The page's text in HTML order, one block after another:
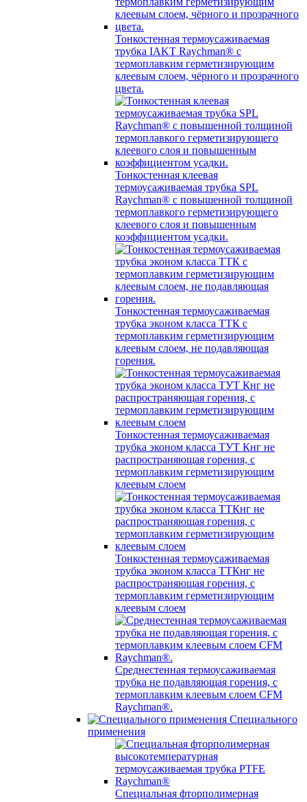
Тонкостенная термоусаживаемая
трубка IAKT Raychman® с
термоплавким герметизирующим
клеевым слоем, чёрного и прозрачного
цвета.
Тонкостенная клеевая
термоусаживаемая трубка SPL
Raychman® с повышенной толщиной
термоплавкого герметизирующего
клеевого слоя и повышенным
коэффициентом усадки.
Тонкостенная термоусаживаемая
трубка эконом класса ТТК с
термоплавким герметизирующим
клеевым слоем, не подавляющая
горения.
Тонкостенная термоусаживаемая
трубка эконом класса ТУТ Кнг не
распространяющая горения, с
термоплавким герметизирующим
клеевым слоем
Тонкостенная термоусаживаемая
трубка эконом класса ТТКнг не
распространяющая горения, с
термоплавким герметизирующим
клеевым слоем
Среднестенная термоусаживаемая
трубка не подавляющая горения, с
термоплавким клеевым слоем CFM
Raychman®.
Специального
применения
Специальная фторполимерная